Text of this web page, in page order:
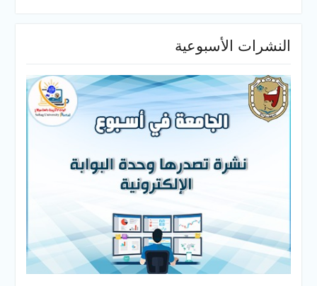
النشرات الأسبوعية